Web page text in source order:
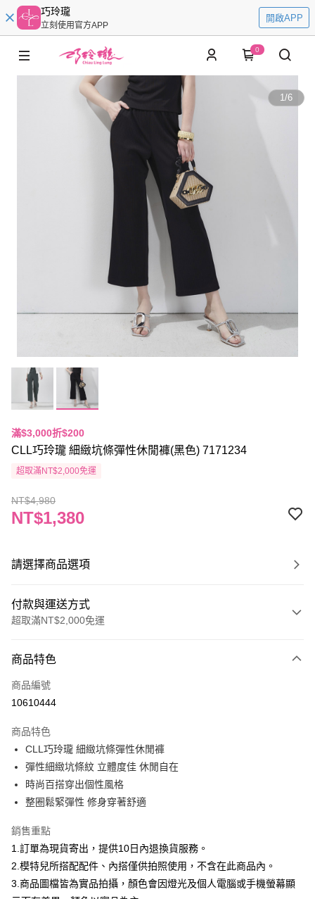
巧玲瓏
立刻使用官方APP
開啟APP
0
1/6
滿$3,000折$200
CLL巧玲瓏 細緻坑條彈性休閒褲(黑色) 7171234
超取滿NT$2,000免運
NT$4,980
NT$1,380
請選擇商品選項
付款與運送方式
超取滿NT$2,000免運
信用卡一次付款
信用卡分期付款
合作金庫商業銀行
華南商業銀行
上海商業儲蓄銀行
台北富邦商業銀行
國泰世華商業銀行
臺灣中小企業銀行
聯邦商業銀行
元大商業銀行
永豐商業銀行
台新國際商業銀行
中國信託商業銀行
台灣樂天信用卡公司
超商取貨付款
LINE Pay
Apple Pay
悠遊付
Google Pay
商品特色
商品編號
10610444
商品特色
CLL巧玲瓏 細緻坑條彈性休閒褲
彈性細緻坑條紋 立體度佳 休閒自在
時尚百搭穿出個性風格
整圈鬆緊彈性 修身穿著舒適
銷售重點
1.訂單為現貨寄出，提供10日內退換貨服務。
2.模特兒所搭配配件、內搭僅供拍照使用，不含在此商品內。
3.商品圖檔皆為實品拍攝，顏色會因燈光及個人電腦或手機螢幕顯